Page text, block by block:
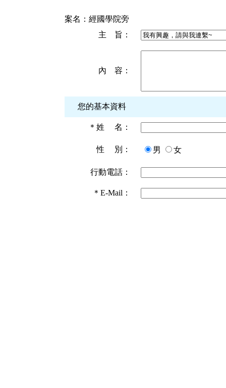
案名： 經國學院旁
主 旨：
內 容：
您的基本資料
＊ 姓 名：
性 別： 男 女
行動電話：
＊ E-Mail：